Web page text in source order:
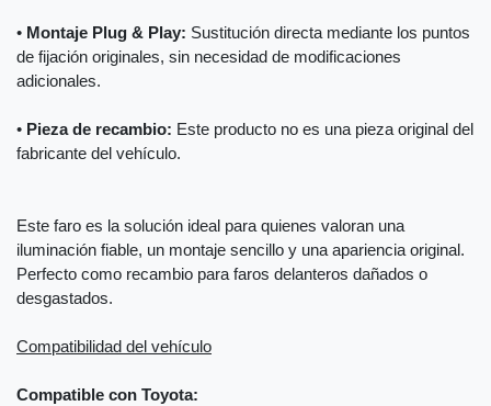
• Montaje Plug & Play: Sustitución directa mediante los puntos
de fijación originales, sin necesidad de modificaciones
adicionales.
• Pieza de recambio: Este producto no es una pieza original del
fabricante del vehículo.
Este faro es la solución ideal para quienes valoran una
iluminación fiable, un montaje sencillo y una apariencia original.
Perfecto como recambio para faros delanteros dañados o
desgastados.
Compatibilidad del vehículo
Compatible con Toyota: